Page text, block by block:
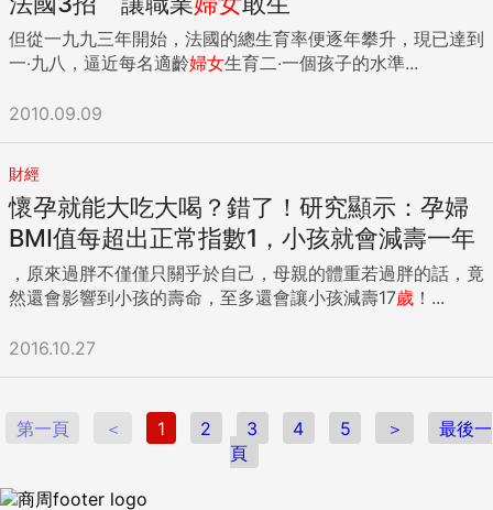
但從一九九三年開始，法國的總生育率便逐年攀升，現已達到
一‧九八，逼近每名適齡婦女生育二‧一個孩子的水準...
2010.09.09
財經
懷孕就能大吃大喝？錯了！研究顯示：孕婦
BMI值每超出正常指數1，小孩就會減壽一年
，原來過胖不僅僅只關乎於自己，母親的體重若過胖的話，竟
然還會影響到小孩的壽命，至多還會讓小孩減壽17歲 ！...
2016.10.27
第一頁 ＜ 1 2 3 4 5 ＞
最後一
頁